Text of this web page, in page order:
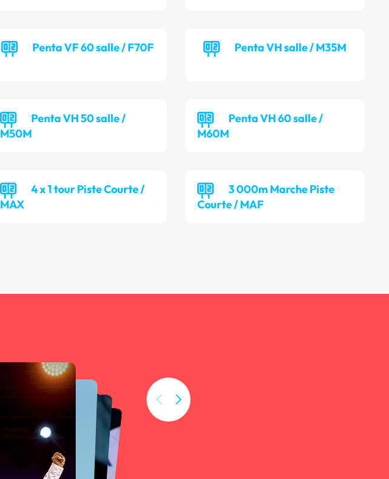
Penta VF 60 salle / F70F Penta VH salle / M35M
Penta VH 50 salle /
M50M
Penta VH 60 salle /
M60M
4 x 1 tour Piste Courte /
MAX
3 000m Marche Piste
Courte / MAF